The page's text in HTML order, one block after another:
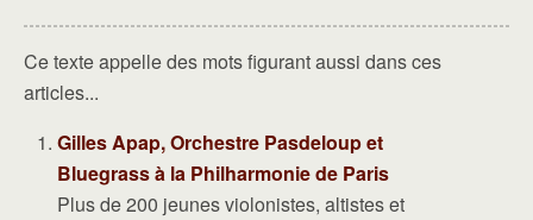
Ce texte appelle des mots figurant aussi dans ces
articles...
Gilles Apap, Orchestre Pasdeloup et
Bluegrass à la Philharmonie de Paris
Plus de 200 jeunes violonistes, altistes et